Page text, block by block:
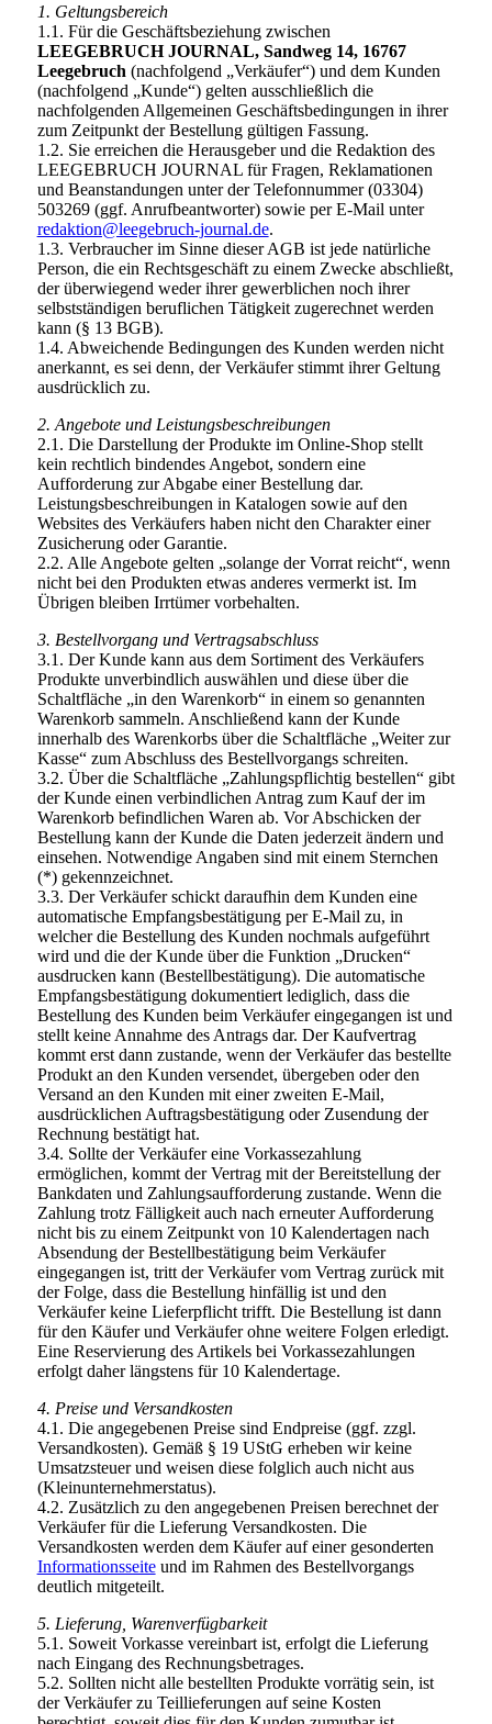
1. Geltungsbereich
1.1. Für die Geschäftsbeziehung zwischen
LEEGEBRUCH JOURNAL, Sandweg 14, 16767
Leegebruch (nachfolgend „Verkäufer“) und dem Kunden
(nachfolgend „Kunde“) gelten ausschließlich die
nachfolgenden Allgemeinen Geschäftsbedingungen in ihrer
zum Zeitpunkt der Bestellung gültigen Fassung.
1.2. Sie erreichen die Herausgeber und die Redaktion des
LEEGEBRUCH JOURNAL für Fragen, Reklamationen
und Beanstandungen unter der Telefonnummer (03304)
503269 (ggf. Anrufbeantworter) sowie per E-Mail unter
redaktion@leegebruch-journal.de.
1.3. Verbraucher im Sinne dieser AGB ist jede natürliche
Person, die ein Rechtsgeschäft zu einem Zwecke abschließt,
der überwiegend weder ihrer gewerblichen noch ihrer
selbstständigen beruflichen Tätigkeit zugerechnet werden
kann (§ 13 BGB).
1.4. Abweichende Bedingungen des Kunden werden nicht
anerkannt, es sei denn, der Verkäufer stimmt ihrer Geltung
ausdrücklich zu.
2. Angebote und Leistungsbeschreibungen
2.1. Die Darstellung der Produkte im Online-Shop stellt
kein rechtlich bindendes Angebot, sondern eine
Aufforderung zur Abgabe einer Bestellung dar.
Leistungsbeschreibungen in Katalogen sowie auf den
Websites des Verkäufers haben nicht den Charakter einer
Zusicherung oder Garantie.
2.2. Alle Angebote gelten „solange der Vorrat reicht“, wenn
nicht bei den Produkten etwas anderes vermerkt ist. Im
Übrigen bleiben Irrtümer vorbehalten.
3. Bestellvorgang und Vertragsabschluss
3.1. Der Kunde kann aus dem Sortiment des Verkäufers
Produkte unverbindlich auswählen und diese über die
Schaltfläche „in den Warenkorb“ in einem so genannten
Warenkorb sammeln. Anschließend kann der Kunde
innerhalb des Warenkorbs über die Schaltfläche „Weiter zur
Kasse“ zum Abschluss des Bestellvorgangs schreiten.
3.2. Über die Schaltfläche „Zahlungspflichtig bestellen“ gibt
der Kunde einen verbindlichen Antrag zum Kauf der im
Warenkorb befindlichen Waren ab. Vor Abschicken der
Bestellung kann der Kunde die Daten jederzeit ändern und
einsehen. Notwendige Angaben sind mit einem Sternchen
(*) gekennzeichnet.
3.3. Der Verkäufer schickt daraufhin dem Kunden eine
automatische Empfangsbestätigung per E-Mail zu, in
welcher die Bestellung des Kunden nochmals aufgeführt
wird und die der Kunde über die Funktion „Drucken“
ausdrucken kann (Bestellbestätigung). Die automatische
Empfangsbestätigung dokumentiert lediglich, dass die
Bestellung des Kunden beim Verkäufer eingegangen ist und
stellt keine Annahme des Antrags dar. Der Kaufvertrag
kommt erst dann zustande, wenn der Verkäufer das bestellte
Produkt an den Kunden versendet, übergeben oder den
Versand an den Kunden mit einer zweiten E-Mail,
ausdrücklichen Auftragsbestätigung oder Zusendung der
Rechnung bestätigt hat.
3.4. Sollte der Verkäufer eine Vorkassezahlung
ermöglichen, kommt der Vertrag mit der Bereitstellung der
Bankdaten und Zahlungsaufforderung zustande. Wenn die
Zahlung trotz Fälligkeit auch nach erneuter Aufforderung
nicht bis zu einem Zeitpunkt von 10 Kalendertagen nach
Absendung der Bestellbestätigung beim Verkäufer
eingegangen ist, tritt der Verkäufer vom Vertrag zurück mit
der Folge, dass die Bestellung hinfällig ist und den
Verkäufer keine Lieferpflicht trifft. Die Bestellung ist dann
für den Käufer und Verkäufer ohne weitere Folgen erledigt.
Eine Reservierung des Artikels bei Vorkassezahlungen
erfolgt daher längstens für 10 Kalendertage.
4. Preise und Versandkosten
4.1. Die angegebenen Preise sind Endpreise (ggf. zzgl.
Versandkosten). Gemäß § 19 UStG erheben wir keine
Umsatzsteuer und weisen diese folglich auch nicht aus
(Kleinunternehmerstatus).
4.2. Zusätzlich zu den angegebenen Preisen berechnet der
Verkäufer für die Lieferung Versandkosten. Die
Versandkosten werden dem Käufer auf einer gesonderten
Informationsseiteund im Rahmen des Bestellvorgangs
deutlich mitgeteilt.
5. Lieferung, Warenverfügbarkeit
5.1. Soweit Vorkasse vereinbart ist, erfolgt die Lieferung
nach Eingang des Rechnungsbetrages.
5.2. Sollten nicht alle bestellten Produkte vorrätig sein, ist
der Verkäufer zu Teillieferungen auf seine Kosten